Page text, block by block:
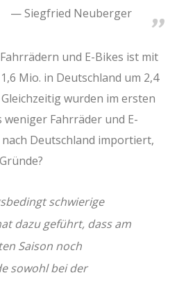
Siegfried Neuberger
und E-Bikes ist mit
Mio. in Deutschland um 2,4
wurden im ersten
weniger Fahrräder und E-
Deutschland importiert,
schwierige
dazu geführt, dass am
Saison noch
sowohl bei der